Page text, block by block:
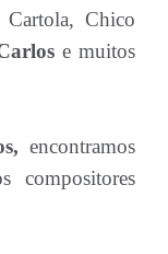
Chico
e muitos
encontramos
compositores